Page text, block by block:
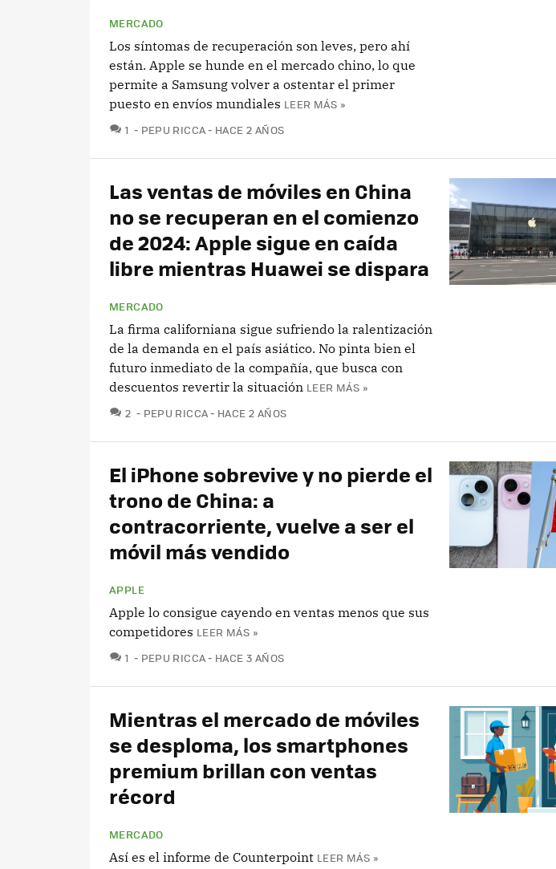
MERCADO
Los síntomas de recuperación son leves, pero ahí
están. Apple se hunde en el mercado chino, lo que
permite a Samsung volver a ostentar el primer
puesto en envíos mundiales LEER MÁS »
1 COMENTARIOS
PEPU RICCA HACE 2 AÑOS
Las ventas de móviles en China
no se recuperan en el comienzo
de 2024: Apple sigue en caída
libre mientras Huawei se dispara
MERCADO
La firma californiana sigue sufriendo la ralentización
de la demanda en el país asiático. No pinta bien el
futuro inmediato de la compañía, que busca con
descuentos revertir la situación LEER MÁS »
2 COMENTARIOS
PEPU RICCA HACE 2 AÑOS
El iPhone sobrevive y no pierde el
trono de China: a
contracorriente, vuelve a ser el
móvil más vendido
APPLE
Apple lo consigue cayendo en ventas menos que sus
competidores LEER MÁS »
1 COMENTARIOS
PEPU RICCA HACE 3 AÑOS
Mientras el mercado de móviles
se desploma, los smartphones
premium brillan con ventas
récord
MERCADO
Así es el informe de Counterpoint LEER MÁS »